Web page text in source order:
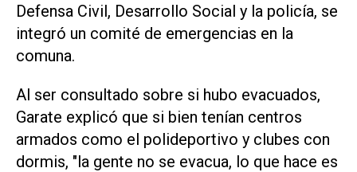
Defensa Civil, Desarrollo Social y la policía, se
integró un comité de emergencias en la
comuna.
Al ser consultado sobre si hubo evacuados,
Garate explicó que si bien tenían centros
armados como el polideportivo y clubes con
dormis, "la gente no se evacua, lo que hace es